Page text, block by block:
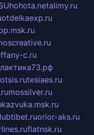
hohota.netalimy.ru
otdelkaexp.ru
c.ru
tesiaes.ru
mossilver.ru
orior-aks.ru
flatnsk.ru